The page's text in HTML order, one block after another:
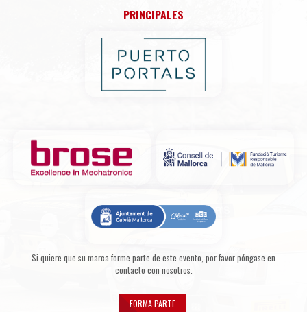
PRINCIPALES
Si quiere que su marca forme parte de este evento, por favor póngase en
contacto con nosotros.
FORMA PARTE